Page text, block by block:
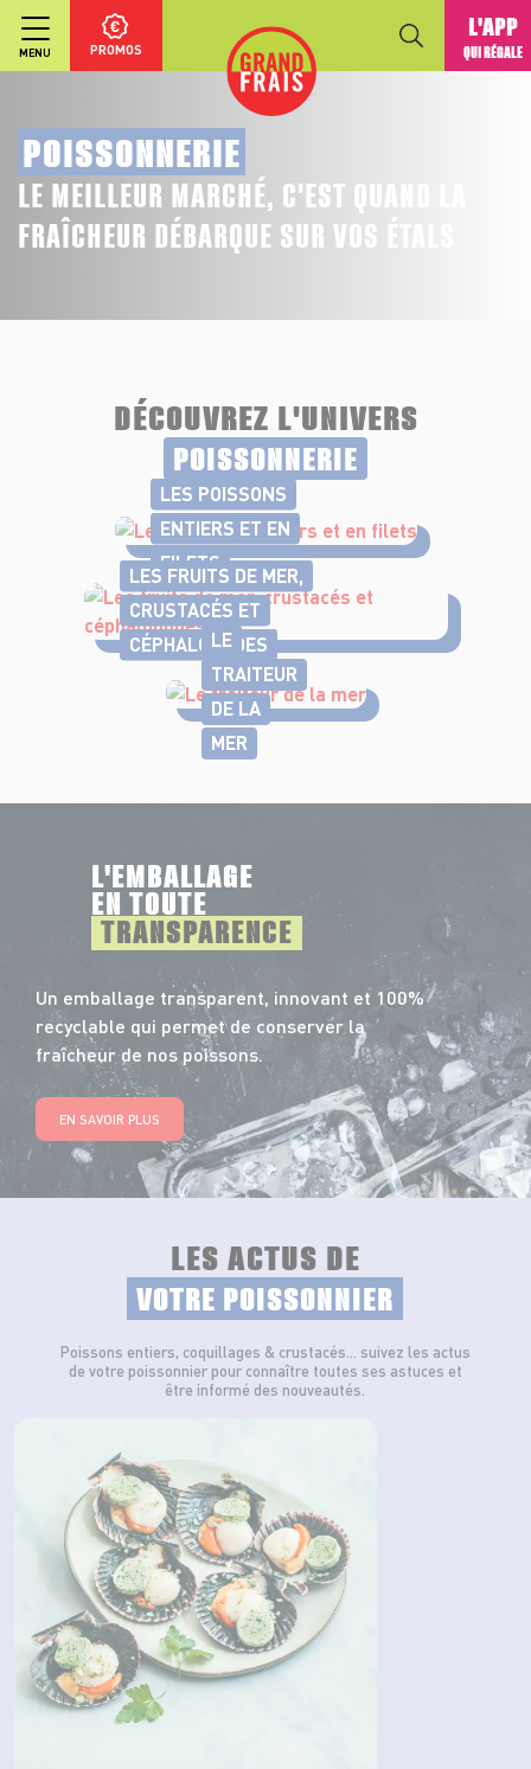
MENU PROMOS
L'APP
QUI RÉGALE
POISSONNERIE
LE MEILLEUR MARCHÉ, C'EST QUAND LA
FRAÎCHEUR DÉBARQUE SUR VOS ÉTALS
DÉCOUVREZ L'UNIVERS
POISSONNERIE
LES POISSONS
ENTIERS ET EN
FILETS
LES FRUITS DE MER,
CRUSTACÉS ET
CÉPHALOPODES
LE
TRAITEUR
DE LA
MER
L'EMBALLAGE
EN TOUTE
TRANSPARENCE
Un emballage transparent, innovant et 100%
recyclable qui permet de conserver la
fraîcheur de nos poissons.
EN SAVOIR PLUS
LES ACTUS DE
VOTRE POISSONNIER
Poissons entiers, coquillages & crustacés… suivez les actus
de votre poissonnier pour connaître toutes ses astuces et
être informé des nouveautés.